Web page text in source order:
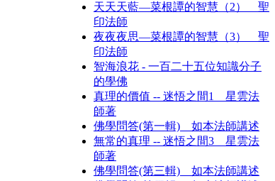
天天天藍—菜根譚的智慧（2） 聖
印法師
夜夜夜思—菜根譚的智慧（3） 聖
印法師
智海浪花 - 一百二十五位知識分子
的學佛
真理的價值 -- 迷悟之間1 星雲法
師著
佛學問答(第一輯) 如本法師講述
無常的真理 -- 迷悟之間3 星雲法
師著
佛學問答(第三輯) 如本法師講述